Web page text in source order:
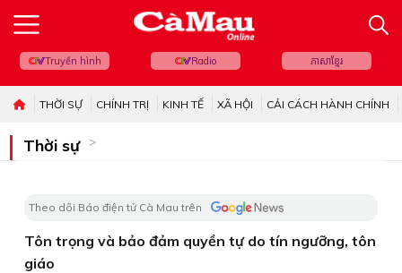
Truyền hình Radio ភាសាខ្មែរ
THỜI SỰ CHÍNH TRỊ KINH TẾ XÃ HỘI CẢI CÁCH HÀNH CHÍNH
Thời sự
Theo dõi Báo điện tử Cà Mau trên
Tôn trọng và bảo đảm quyền tự do tín ngưỡng, tôn
giáo